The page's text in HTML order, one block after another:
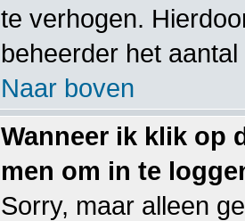
te verhogen.
beheerder het
Naar boven
Wanneer ik klik op
men om in te
Sorry, maar alleen